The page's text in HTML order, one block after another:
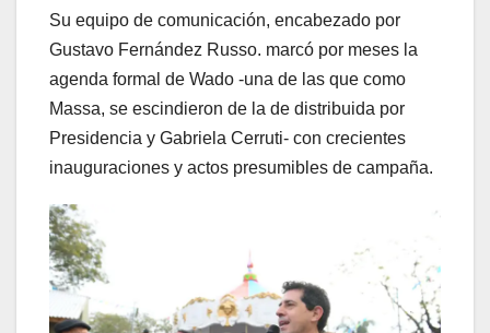
Su equipo de comunicación, encabezado por
Gustavo Fernández Russo. marcó por meses la
agenda formal de Wado -una de las que como
Massa, se escindieron de la de distribuida por
Presidencia y Gabriela Cerruti- con crecientes
inauguraciones y actos presumibles de campaña.